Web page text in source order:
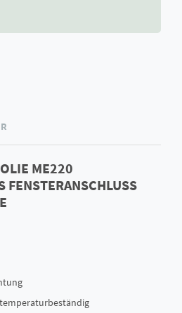
ME220
FENSTERANSCHLUSS